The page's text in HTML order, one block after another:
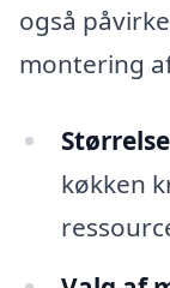
også
montering
køkken